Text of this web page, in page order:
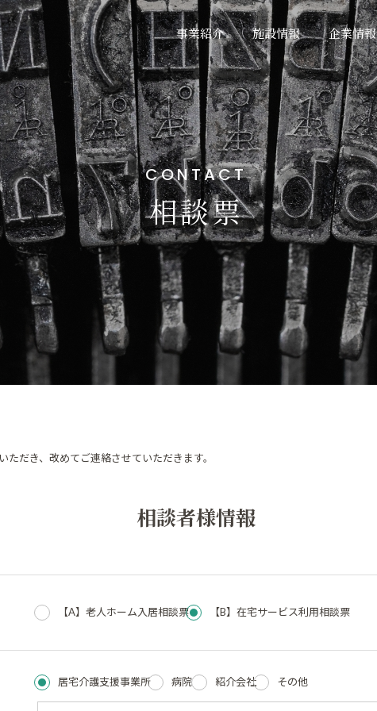
事業紹介 施設情報 企業情報
CONTACT
相談票
だき、改めてご連絡させていただきます。
相談者様情報
【A】老人ホーム入居相談票 【B】在宅サービス利用相談票
居宅介護支援事業所 病院 紹介会社 その他